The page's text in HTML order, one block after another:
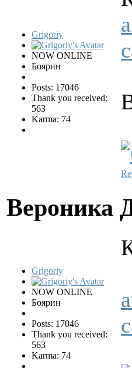
Grigoriy
NOW ONLINE
Боярин
Posts: 17046
Thank you received:
563
Karma: 74
Вероника
Grigoriy
NOW ONLINE
Боярин
Posts: 17046
Thank you received:
563
Karma: 74